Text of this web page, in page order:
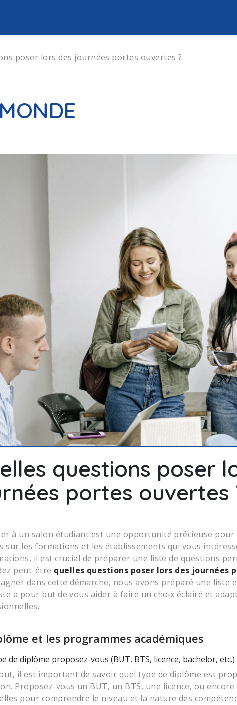
poser lors des journées portes ouvertes ?
questions poser
portes ouvertes
à un salon étudiant est une opportunité précieuse
sur les formations et les établissements qui vous
il est crucial de préparer une liste de questions
peut-être quelles questions poser lors des journées
dans cette démarche, nous avons préparé une liste
a pour but de vous aider à faire un choix éclairé et
et les programmes académiques
de diplôme proposez-vous (BUT, BTS, licence, bachelor, etc.)
il est important de savoir quel type de diplôme est
Proposez-vous un BUT, un BTS, une licence, ou
pour comprendre le niveau et la nature des